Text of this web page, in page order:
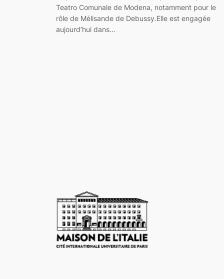
Teatro Comunale de Modena, notamment pour le
rôle de Mélisande de Debussy.Elle est engagée
aujourd’hui dans…